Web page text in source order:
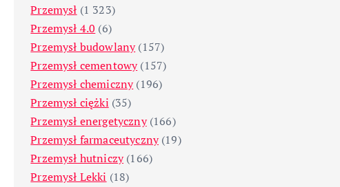
Przemysł (1 323)
Przemysł 4.0 (6)
Przemysł budowlany(157)
Przemysł cementowy(157)
Przemysł chemiczny(196)
Przemysł ciężki (35)
Przemysł energetyczny(166)
Przemysł farmaceutyczny(19)
Przemysł hutniczy(166)
Przemysł Lekki (18)